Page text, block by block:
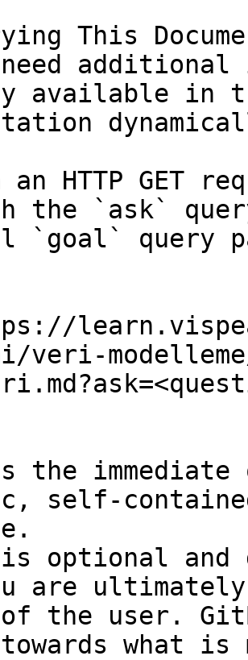
This
available in
an HTTP GET
the `ask`
`goal` query
veri-
the
self-
optional and
are
of the user.
towards what